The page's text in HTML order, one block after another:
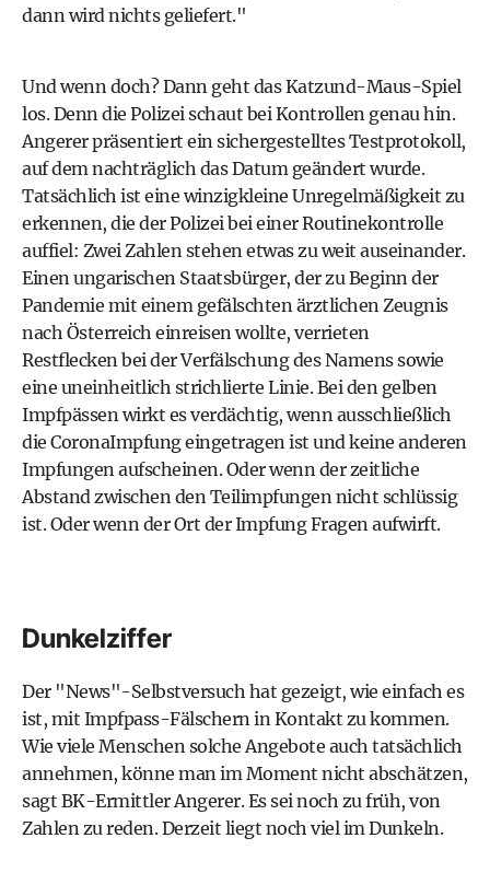
dann wird nichts geliefert."
Und wenn doch? Dann geht das Katzund-Maus-Spiel
los. Denn die Polizei schaut bei Kontrollen genau hin.
Angerer präsentiert ein sichergestelltes Testprotokoll,
auf dem nachträglich das Datum geändert wurde.
Tatsächlich ist eine winzigkleine Unregelmäßigkeit zu
erkennen, die der Polizei bei einer Routinekontrolle
auffiel: Zwei Zahlen stehen etwas zu weit auseinander.
Einen ungarischen Staatsbürger, der zu Beginn der
Pandemie mit einem gefälschten ärztlichen Zeugnis
nach Österreich einreisen wollte, verrieten
Restflecken bei der Verfälschung des Namens sowie
eine uneinheitlich strichlierte Linie. Bei den gelben
Impfpässen wirkt es verdächtig, wenn ausschließlich
die CoronaImpfung eingetragen ist und keine anderen
Impfungen aufscheinen. Oder wenn der zeitliche
Abstand zwischen den Teilimpfungen nicht schlüssig
ist. Oder wenn der Ort der Impfung Fragen aufwirft.
Dunkelziffer
Der "News"-Selbstversuch hat gezeigt, wie einfach es
ist, mit Impfpass-Fälschern in Kontakt zu kommen.
Wie viele Menschen solche Angebote auch tatsächlich
annehmen, könne man im Moment nicht abschätzen,
sagt BK-Ermittler Angerer. Es sei noch zu früh, von
Zahlen zu reden. Derzeit liegt noch viel im Dunkeln.